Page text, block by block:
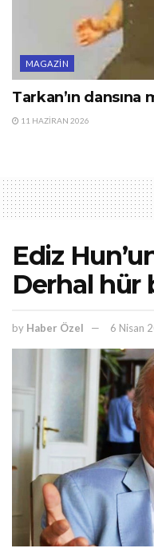
MAGAZIN
Tarkan’ın
11 HAZIRAN 2026
Ediz
Derhal hür
by Haber Özel 6 Nisan